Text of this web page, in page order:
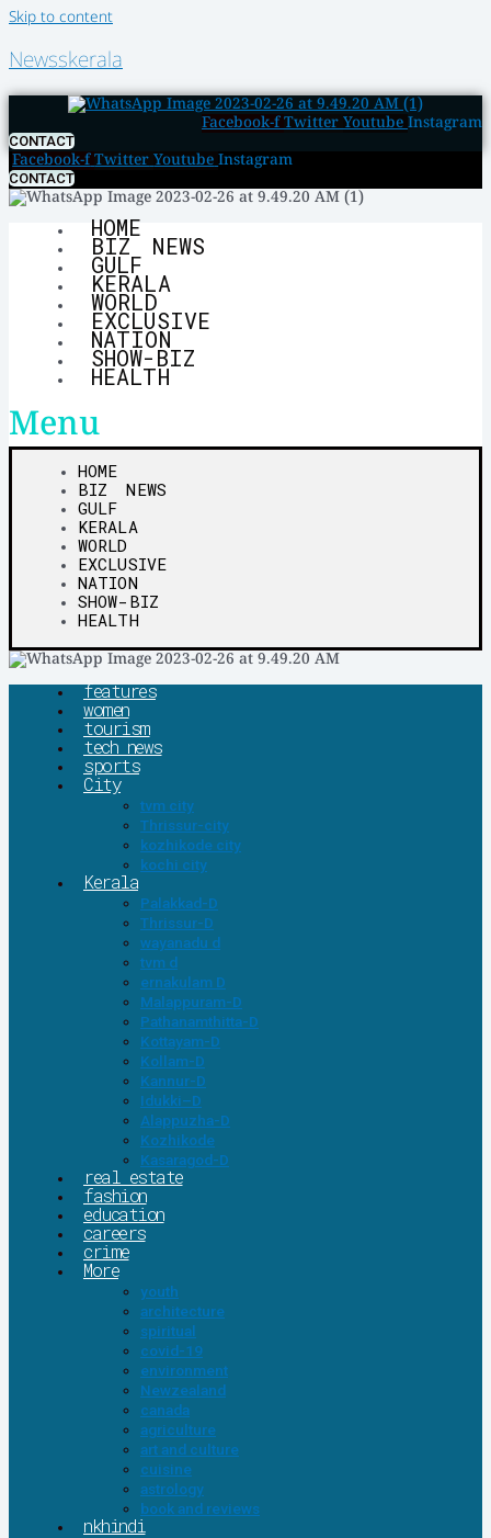
Skip to content
Newsskerala
Facebook-f Twitter Youtube Instagram
CONTACT
Facebook-f Twitter Youtube Instagram
CONTACT
HOME
BIZ NEWS
GULF
KERALA
WORLD
EXCLUSIVE
NATION
SHOW-BIZ
HEALTH
Menu
HOME
BIZ NEWS
GULF
KERALA
WORLD
EXCLUSIVE
NATION
SHOW-BIZ
HEALTH
features
women
tourism
tech news
sports
City
tvm city
Thrissur-city
kozhikode city
kochi city
Kerala
Palakkad-D
Thrissur-D
wayanadu d
tvm d
ernakulam D
Malappuram-D
Pathanamthitta-D
Kottayam-D
Kollam-D
Kannur-D
Idukki–D
Alappuzha-D
Kozhikode
Kasaragod-D
real estate
fashion
education
careers
crime
More
youth
architecture
spiritual
covid-19
environment
Newzealand
canada
agriculture
art and culture
cuisine
astrology
book and reviews
nkhindi